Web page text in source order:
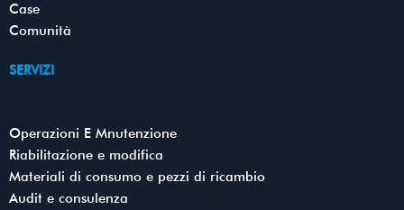
Case
Comunità
SERVIZI
Operazioni E Mnutenzione
Riabilitazione e modifica
Materiali di consumo e pezzi di ricambio
Audit e consulenza